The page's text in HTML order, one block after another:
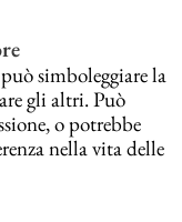
simboleggiare la
gli altri. Può
o potrebbe
nella vita delle